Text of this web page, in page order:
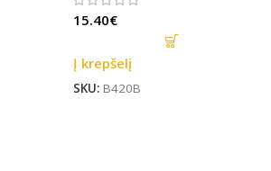
15.40€
Į krepšelį
SKU: B420B